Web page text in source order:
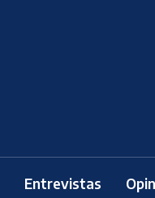
Entrevistas